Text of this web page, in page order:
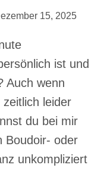
15, 2025
ist und
Auch wenn
leider
du bei mir
Boudoir- oder
unkompliziert